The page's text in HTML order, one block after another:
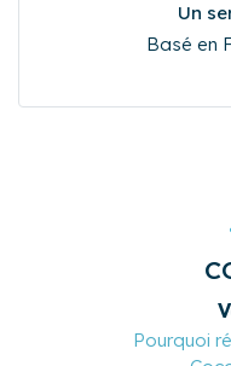
Un
Basé en
Pourquoi